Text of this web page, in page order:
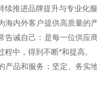
推进品牌提升与专业化服
海内外客户提供高质量
告诫自己：是每一位供
中，得到不断*和提高。
产品和服务；坚定、务